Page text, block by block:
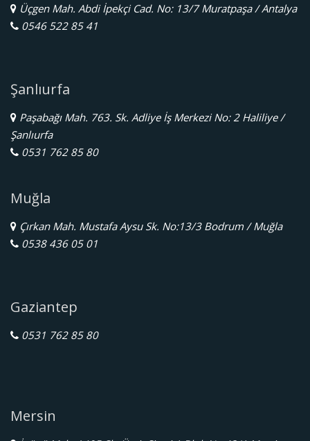
Üçgen Mah. Abdi İpekçi Cad. No: 13/7 Muratpaşa / Antalya
0546 522 85 41
Şanlıurfa
Paşabağı Mah. 763. Sk. Adliye İş Merkezi No: 2 Haliliye /
Şanlıurfa
0531 762 85 80
Muğla
Çırkan Mah. Mustafa Aysu Sk. No:13/3 Bodrum / Muğla
0538 436 05 01
Gaziantep
0531 762 85 80
Mersin